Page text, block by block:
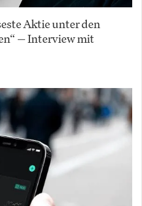
Aktie unter den
— Interview mit